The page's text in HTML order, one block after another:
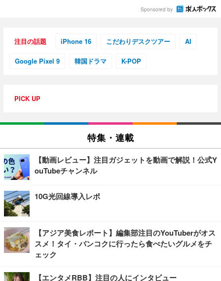
Sponsored by
注目の話題 iPhone 16 こだわりデスクツアー AI
Google Pixel 9 韓国ドラマ K-POP
PICK UP
特集・連載
【動画レビュー】注目ガジェットを動画で解説！公式Y
ouTubeチャンネル
10G光回線導入レポ
【アジア美食レポート】編集部注目のYouTuberがオス
スメ！タイ・バンコクに行ったら食べたいグルメをチ
ェック
【エンタメRBB】注目の人にインタビュー